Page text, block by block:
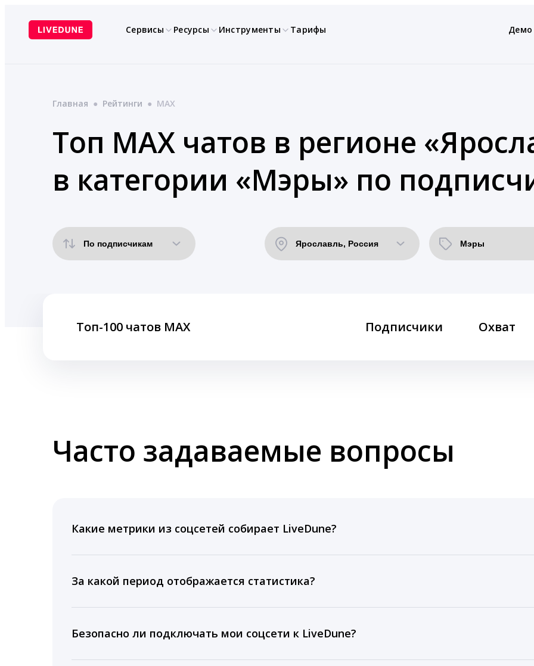
содержимому
Сервисы Ресурсы Инструменты Тарифы Демо
Главная ● Рейтинги ● MAX
Топ MAX чатов в регионе
в категории «Мэры» по
Топ-100 чатов MAX Подписчики Охват
Часто задаваемые вопросы
Какие метрики из соцсетей собирает LiveDune?
время для публикации, показываем лучшие посты и присылаем автоматические отчеты с
За какой период отображается статистика?
подключении тарифа Блогер. При оплате тарифа Бизнес отображаются сведения за 3 года, а
5 лет.
Безопасно ли подключать мои соцсети к LiveDune?